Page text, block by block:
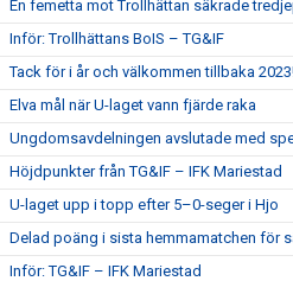
En femetta mot Trollhättan säkrade
Inför: Trollhättans BoIS – TG&IF
Tack för i år och välkommen tillbaka
Elva mål när U-laget vann fjärde raka
Ungdomsavdelningen avslutade med
Höjdpunkter från TG&IF – IFK Mariestad
U-laget upp i topp efter 5–0-seger i Hjo
Delad poäng i sista hemmamatchen för
Inför: TG&IF – IFK Mariestad